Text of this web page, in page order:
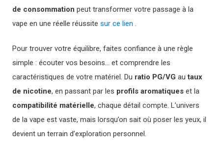
de consommation peut transformer votre passage à la
vape en une réelle réussite sur ce lien
Pour trouver votre équilibre, faites confiance à une règle
simple : écouter vos besoins… et comprendre les
caractéristiques de votre matériel. Du ratio PG/VG autaux
de nicotine, en passant par les profils aromatiques et la
compatibilité matérielle, chaque détail compte. L’univers
de la vape est vaste, mais lorsqu’on sait où poser les yeux, il
devient un terrain d’exploration personnel.